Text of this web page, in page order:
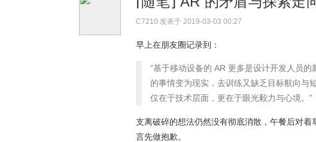
C7210 发表于 2019-03-03 00:27
早上在朋友圈记录到：
“基于移动设备的 AR 更多是设计开发人员
的事情变为现实，去训练又缺乏目标航向与
仅在于技术层面，更在于眼光毅力与心境。”
支离破碎的想法仍然没有彻底消散，午餐后对
言先做抱歉。